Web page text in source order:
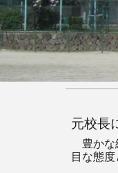
元校長
豊かな
目な態